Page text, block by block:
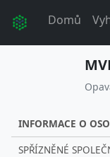
Domů
INFORMACE O
SPŘÍZNĚNÉ